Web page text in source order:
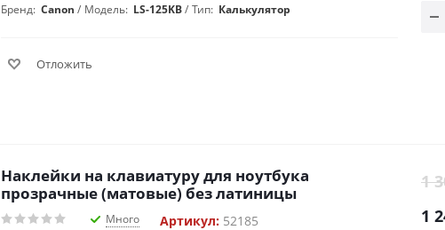
Бренд: Canon Модель: LS-125KB Тип: Калькулятор
Отложить
Наклейки на клавиатуру для ноутбука
прозрачные (матовые) без латиницы
Много Артикул: 52185
1
1